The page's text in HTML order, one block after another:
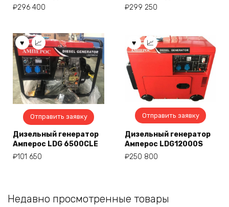
₽296 400
₽299 250
Отправить заявку
Дизельный генератор
Амперос LDG 6500CLE
₽101 650
Отправить заявку
Дизельный генератор
Амперос LDG12000S
₽250 800
Недавно просмотренные товары